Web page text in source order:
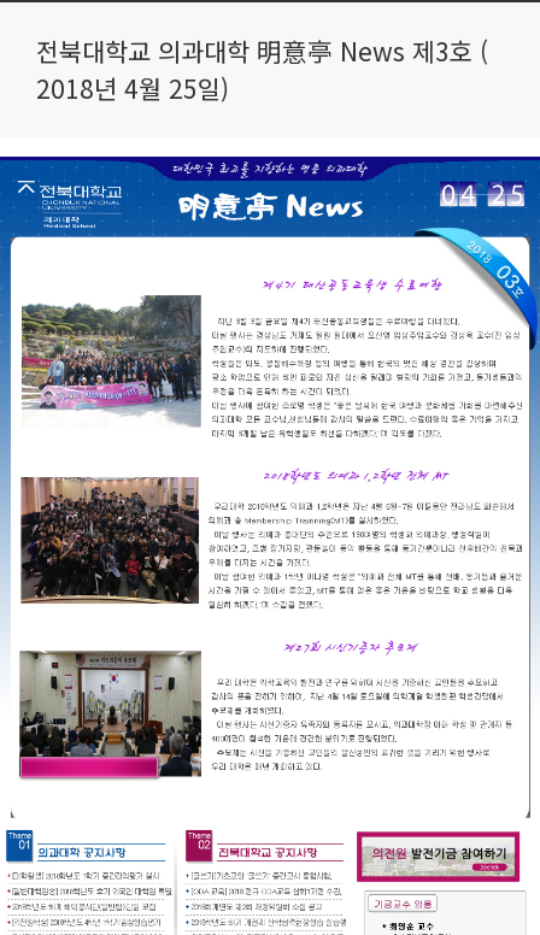
전북대학교 의과대학 明意亭 News 제3호 (
2018년 4월 25일)